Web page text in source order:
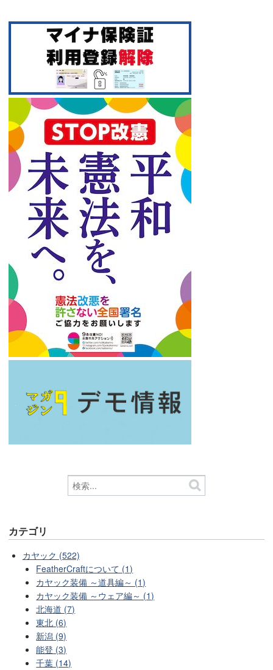
カテゴリ
カヤック (522)
FeatherCraftについて (1)
カヤック装備 ～道具編～ (1)
カヤック装備 ～ウェア編～ (1)
北海道 (7)
東北 (6)
新潟 (9)
能登 (3)
千葉 (14)